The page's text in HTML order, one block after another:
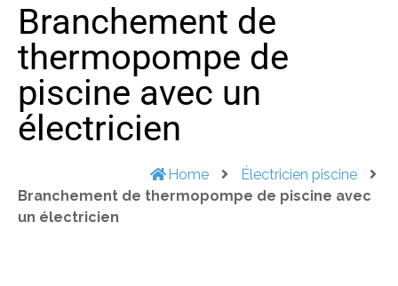
Branchement de
thermopompe de
piscine avec un
électricien
Home
Électricien piscine
Branchement de thermopompe de piscine avec
un électricien